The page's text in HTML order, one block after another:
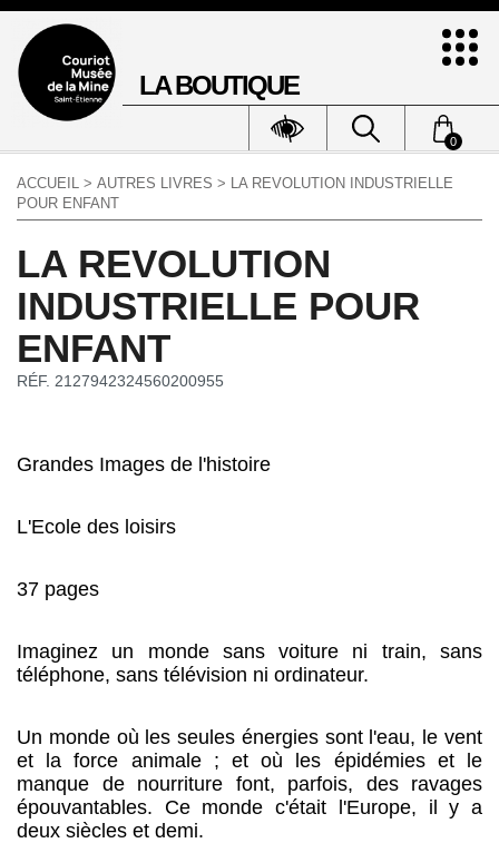
LA BOUTIQUE
0
ACCUEIL > AUTRES LIVRES > LA REVOLUTION INDUSTRIELLE
POUR ENFANT
LA REVOLUTION
INDUSTRIELLE POUR
ENFANT
RÉF. 2127942324560200955
Grandes Images de l'histoire
L'Ecole des loisirs
37 pages
Imaginez un monde sans voiture ni train, sans
téléphone, sans télévision ni ordinateur.
Un monde où les seules énergies sont l'eau, le vent
et la force animale ; et où les épidémies et le
manque de nourriture font, parfois, des ravages
épouvantables. Ce monde c'était l'Europe, il y a
deux siècles et demi.